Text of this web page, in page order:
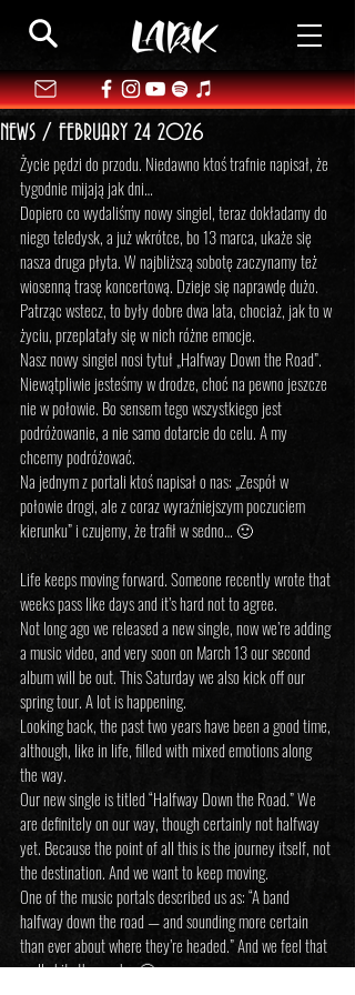
NEWS / FEBRUARY 24 2026
Życie pędzi do przodu. Niedawno ktoś trafnie napisał, że
tygodnie mijają jak dni…
Dopiero co wydaliśmy nowy singiel, teraz dokładamy do
niego teledysk, a już wkrótce, bo 13 marca, ukaże się
nasza druga płyta. W najbliższą sobotę zaczynamy też
wiosenną trasę koncertową. Dzieje się naprawdę dużo.
Patrząc wstecz, to były dobre dwa lata, chociaż, jak to w
życiu, przeplatały się w nich różne emocje.
Nasz nowy singiel nosi tytuł „Halfway Down the Road”.
Niewątpliwie jesteśmy w drodze, choć na pewno jeszcze
nie w połowie. Bo sensem tego wszystkiego jest
podróżowanie, a nie samo dotarcie do celu. A my
chcemy podróżować.
Na jednym z portali ktoś napisał o nas: „Zespół w
połowie drogi, ale z coraz wyraźniejszym poczuciem
kierunku” i czujemy, że trafił w sedno… 🙂
Life keeps moving forward. Someone recently wrote that
weeks pass like days and it’s hard not to agree.
Not long ago we released a new single, now we’re adding
a music video, and very soon on March 13 our second
album will be out. This Saturday we also kick off our
spring tour. A lot is happening.
Looking back, the past two years have been a good time,
although, like in life, filled with mixed emotions along
the way.
Our new single is titled “Halfway Down the Road.” We
are definitely on our way, though certainly not halfway
yet. Because the point of all this is the journey itself, not
the destination. And we want to keep moving.
One of the music portals described us as: “A band
halfway down the road — and sounding more certain
than ever about where they’re headed.” And we feel that
really hits the mark… 🙂